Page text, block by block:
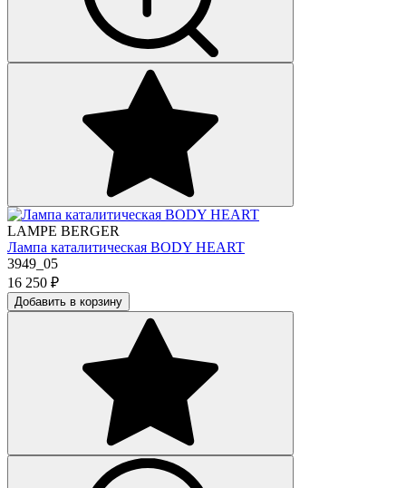
LAMPE BERGER
Лампа каталитическая BODY HEART
3949_05
16 250 ₽
Добавить в корзину